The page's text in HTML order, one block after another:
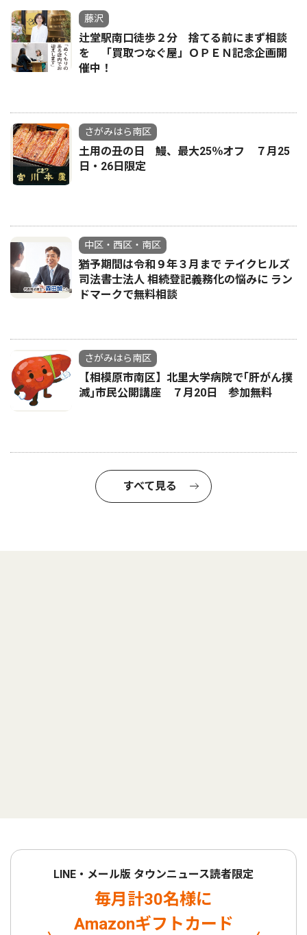
藤沢
辻堂駅南口徒歩２分 捨てる前にまず相談
を 「買取つなぐ屋」ＯＰＥＮ記念企画開
催中！
さがみはら南区
土用の丑の日 鰻、最大25％オフ ７月25
日・26日限定
中区・西区・南区
猶予期間は令和９年３月まで テイクヒルズ
司法書士法人 相続登記義務化の悩みに ラン
ドマークで無料相談
さがみはら南区
【相模原市南区】北里大学病院で｢肝がん撲
滅｣市民公開講座 ７月20日 参加無料
すべて見る
LINE・メール版 タウンニュース読者限定
毎月計30名様に
Amazonギフトカード